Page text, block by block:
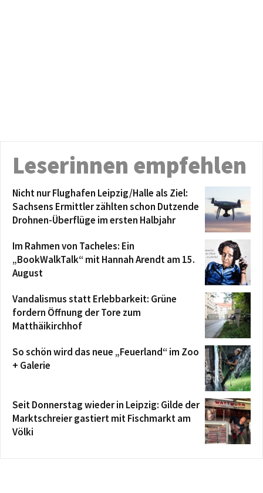
Leserinnen empfehlen
Nicht nur Flughafen Leipzig/Halle als Ziel:
Sachsens Ermittler zählten schon Dutzende
Drohnen-Überflüge im ersten Halbjahr
Im Rahmen von Tacheles: Ein
„BookWalkTalk“ mit Hannah Arendt am 15.
August
Vandalismus statt Erlebbarkeit: Grüne
fordern Öffnung der Tore zum
Matthäikirchhof
So schön wird das neue „Feuerland“ im Zoo
+ Galerie
Seit Donnerstag wieder in Leipzig: Gilde der
Marktschreier gastiert mit Fischmarkt am
Völki